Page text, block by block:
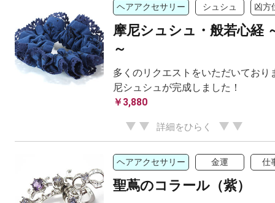
ヘアアクセサリー シュシュ 凶方
摩尼シュシュ・般若心経
～
多くのリクエストをいただいており
尼シュシュが完成しました！
￥3,880
詳細をひらく
ヘアアクセサリー 金運 仕
聖蔦のコラール（紫）